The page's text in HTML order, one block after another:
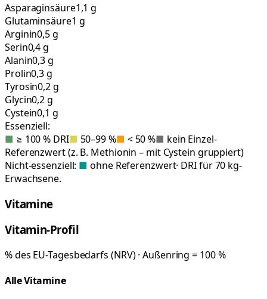
Asparaginsäure1,1 g
Glutaminsäure1 g
Arginin0,5 g
Serin0,4 g
Alanin0,3 g
Prolin0,3 g
Tyrosin0,2 g
Glycin0,2 g
Cystein0,1 g
Essenziell:
■ ≥ 100 % DRI■ 50–99 %■ < 50 %■ kein Einzel-
Referenzwert (z. B. Methionin – mit Cystein gruppiert)
Nicht-essenziell: ■ ohne Referenzwert· DRI für 70 kg-
Erwachsene.
Vitamine
Vitamin-Profil
% des EU-Tagesbedarfs (NRV) · Außenring = 100 %
Alle Vitamine